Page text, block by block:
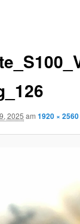
2025 am1920 × 2560